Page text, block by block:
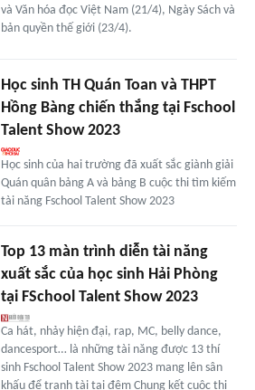
và Văn hóa đọc Việt Nam (21/4), Ngày Sách và
bản quyền thế giới (23/4).
Học sinh TH Quán Toan và THPT
Hồng Bàng chiến thắng tại Fschool
Talent Show 2023
Học sinh của hai trường đã xuất sắc giành giải
Quán quân bảng A và bảng B cuộc thi tìm kiếm
tài năng Fschool Talent Show 2023
Top 13 màn trình diễn tài năng
xuất sắc của học sinh Hải Phòng
tại FSchool Talent Show 2023
Ca hát, nhảy hiện đại, rap, MC, belly dance,
dancesport… là những tài năng được 13 thí
sinh Fschool Talent Show 2023 mang lên sân
khấu để tranh tài tại đêm Chung kết cuộc thi